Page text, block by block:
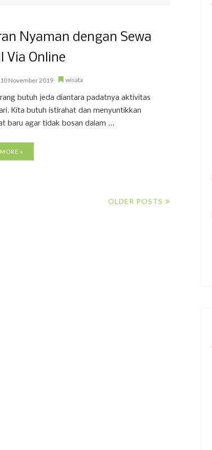
Nyaman dengan Sewa
Via Online
10 November 2019 wisata
butuh jeda diantara padatnya aktivitas
Kita butuh istirahat dan menyuntikkan
baru agar tidak bosan dalam ...
»
OLDER POSTS